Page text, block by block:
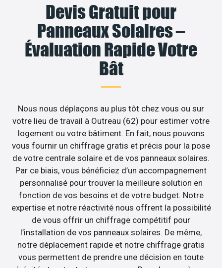
Devis Gratuit pour
Panneaux Solaires –
Évaluation Rapide Votre
Bât
Nous nous déplaçons au plus tôt chez vous ou sur
votre lieu de travail à Outreau (62) pour estimer votre
logement ou votre bâtiment. En fait, nous pouvons
vous fournir un chiffrage gratis et précis pour la pose
de votre centrale solaire et de vos panneaux solaires.
Par ce biais, vous bénéficiez d’un accompagnement
personnalisé pour trouver la meilleure solution en
fonction de vos besoins et de votre budget. Notre
expertise et notre réactivité nous offrent la possibilité
de vous offrir un chiffrage compétitif pour
l’installation de vos panneaux solaires. De même,
notre déplacement rapide et notre chiffrage gratis
vous permettent de prendre une décision en toute